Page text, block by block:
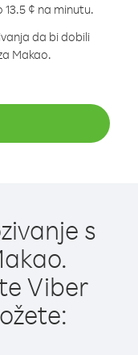
¢ na minutu.
da bi dobili
Makao.
s
Viber